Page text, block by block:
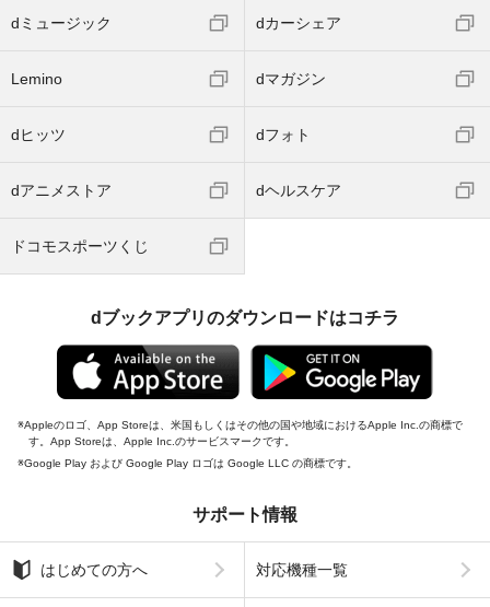
dミュージック dカーシェア
Lemino dマガジン
dヒッツ dフォト
dアニメストア dヘルスケア
ドコモスポーツくじ
dブックアプリのダウンロードはコチラ
Appleのロゴ、App Storeは、米国もしくはその他の国や地域におけるApple Inc.の商標で
す。App Storeは、Apple Inc.のサービスマークです。
Google Play および Google Play ロゴは Google LLC の商標です。
サポート情報
はじめての方へ 対応機種一覧